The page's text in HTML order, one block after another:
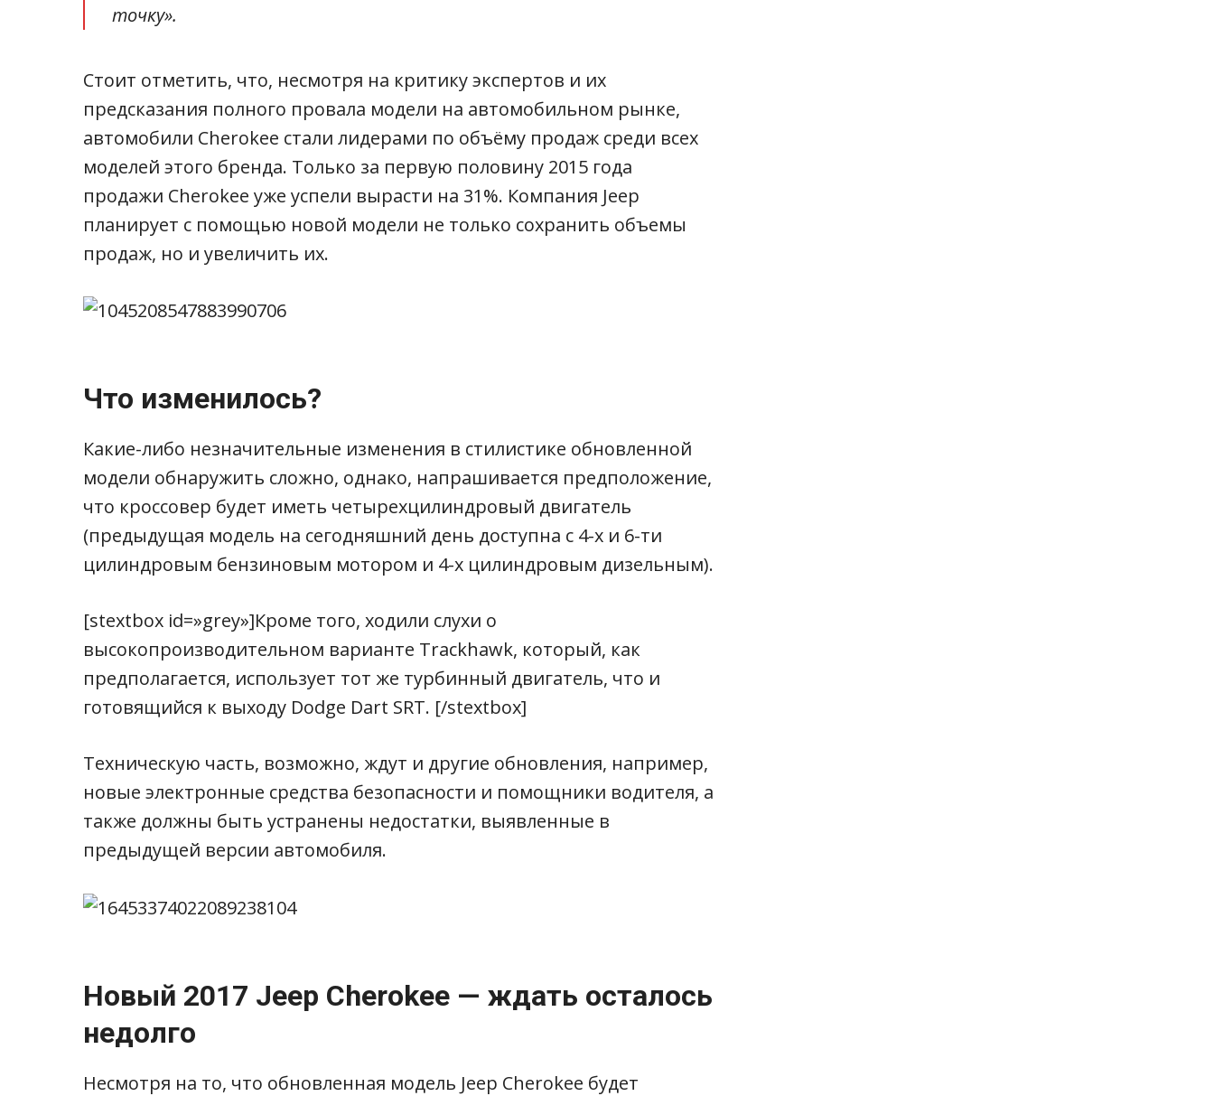
точку».
Стоит отметить, что, несмотря на критику экспертов и их
предсказания полного провала модели на автомобильном рынке,
автомобили Cherokee стали лидерами по объёму продаж среди всех
моделей этого бренда. Только за первую половину 2015 года
продажи Cherokee уже успели вырасти на 31%. Компания Jeep
планирует с помощью новой модели не только сохранить объемы
продаж, но и увеличить их.
Что изменилось?
Какие-либо незначительные изменения в стилистике обновленной
модели обнаружить сложно, однако, напрашивается предположение,
что кроссовер будет иметь четырехцилиндровый двигатель
(предыдущая модель на сегодняшний день доступна с 4-х и 6-ти
цилиндровым бензиновым мотором и 4-х цилиндровым дизельным).
[stextbox id=»grey»]Кроме того, ходили слухи о
высокопроизводительном варианте Trackhawk, который, как
предполагается, использует тот же турбинный двигатель, что и
готовящийся к выходу Dodge Dart SRT. [/stextbox]
Техническую часть, возможно, ждут и другие обновления, например,
новые электронные средства безопасности и помощники водителя, а
также должны быть устранены недостатки, выявленные в
предыдущей версии автомобиля.
Новый 2017 Jeep Cherokee — ждать осталось
недолго
Несмотря на то, что обновленная модель Jeep Cherokee будет